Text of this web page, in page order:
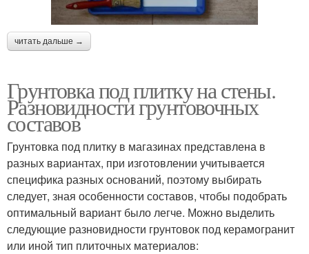
читать дальше →
Грунтовка под плитку на стены.
Разновидности грунтовочных
составов
Грунтовка под плитку в магазинах представлена в
разных вариантах, при изготовлении учитывается
специфика разных оснований, поэтому выбирать
следует, зная особенности составов, чтобы подобрать
оптимальный вариант было легче. Можно выделить
следующие разновидности грунтовок под керамогранит
или иной тип плиточных материалов: